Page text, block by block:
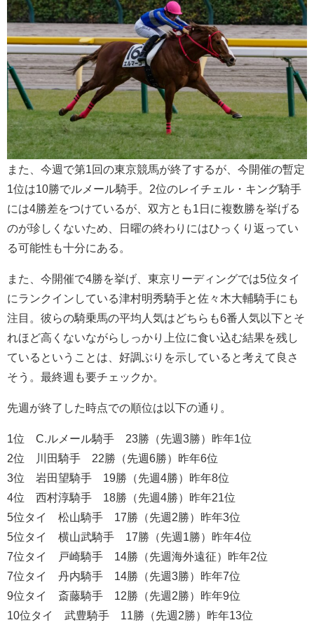
また、今週で第1回の東京競馬が終了するが、今開催の暫定
1位は10勝でルメール騎手。2位のレイチェル・キング騎手
には4勝差をつけているが、双方とも1日に複数勝を挙げる
のが珍しくないため、日曜の終わりにはひっくり返ってい
る可能性も十分にある。
また、今開催で4勝を挙げ、東京リーディングでは5位タイ
にランクインしている津村明秀騎手と佐々木大輔騎手にも
注目。彼らの騎乗馬の平均人気はどちらも6番人気以下とそ
れほど高くないながらしっかり上位に食い込む結果を残し
ているということは、好調ぶりを示していると考えて良さ
そう。最終週も要チェックか。
先週が終了した時点での順位は以下の通り。
1位 C.ルメール騎手 23勝（先週3勝）昨年1位
2位 川田騎手 22勝（先週6勝）昨年6位
3位 岩田望騎手 19勝（先週4勝）昨年8位
4位 西村淳騎手 18勝（先週4勝）昨年21位
5位タイ 松山騎手 17勝（先週2勝）昨年3位
5位タイ 横山武騎手 17勝（先週1勝）昨年4位
7位タイ 戸崎騎手 14勝（先週海外遠征）昨年2位
7位タイ 丹内騎手 14勝（先週3勝）昨年7位
9位タイ 斎藤騎手 12勝（先週2勝）昨年9位
10位タイ 武豊騎手 11勝（先週2勝）昨年13位